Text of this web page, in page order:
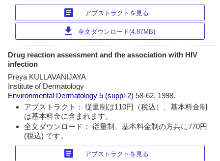
article アブストラクトを見る
download 全文ダウンロード(4.87MB)
Drug reaction assessment and the association with HIV
infection
Preya KULLAVANIJAYA
Institute of Dermatology
Environmental Dermatology 5 (suppl-2)58-62, 1998.
アブストラクト： 従量制は110円（税込）、基本料金制
は基本料金に含まれます。
全文ダウンロード： 従量制、基本料金制の方共に770円
(税込) です。
article アブストラクトを見る